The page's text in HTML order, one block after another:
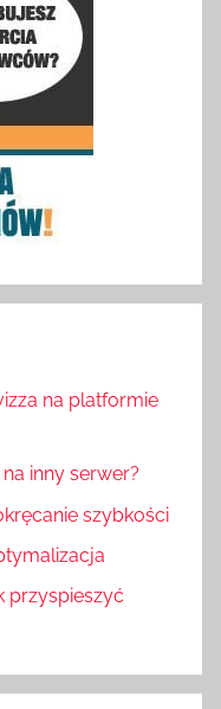
na platformie
inny serwer?
szybkości
przyspieszyć